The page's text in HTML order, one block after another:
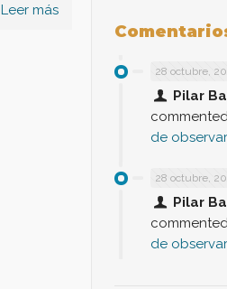
Leer más
28 octubre,
Pilar
de observar
28 octubre,
Pilar
de observar